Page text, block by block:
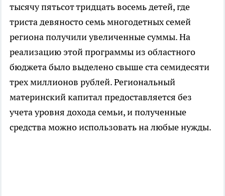
тысячу пятьсот тридцать восемь детей, где
триста девяносто семь многодетных семей
региона получили увеличенные суммы. На
реализацию этой программы из областного
бюджета было выделено свыше ста семидесяти
трех миллионов рублей. Региональный
материнский капитал предоставляется без
учета уровня дохода семьи, и полученные
средства можно использовать на любые нужды.